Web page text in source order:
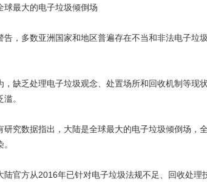
最大的电子垃圾倾倒场
多数亚洲国家和地区普遍存在不当和非法电子垃
乏处理电子垃圾观念、处置场所和回收机制等现
。
数据指出，大陆是全球最大的电子垃圾倾倒场，
方从2016年已针对电子垃圾法规不足、回收处理